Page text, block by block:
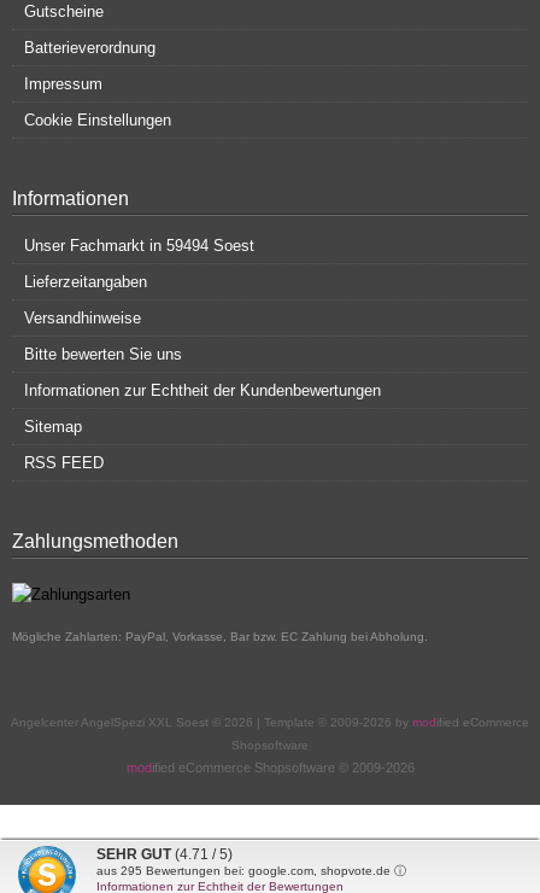
Gutscheine
Batterieverordnung
Impressum
Cookie Einstellungen
Informationen
Unser Fachmarkt in 59494 Soest
Lieferzeitangaben
Versandhinweise
Bitte bewerten Sie uns
Informationen zur Echtheit der Kundenbewertungen
Sitemap
RSS FEED
Zahlungsmethoden
Mögliche Zahlarten: PayPal, Vorkasse, Bar bzw. EC Zahlung bei Abholung.
Angelcenter AngelSpezi XXL Soest © 2026 | Template © 2009-2026 by mod ified eCommerce
Shopsoftware
modified eCommerce Shopsoftware © 2009-2026
SEHR GUT (4.71 / 5)
aus 295 Bewertungen bei: google.com, shopvote.de ⓘ
Informationen zur Echtheit der Bewertungen